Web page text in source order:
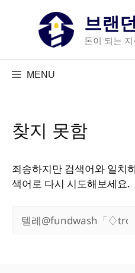
브랜
돈이 되는
MENU
찾지 못함
죄송하지만 검색어와 일치
색어로 다시 시도해보세요.
색: